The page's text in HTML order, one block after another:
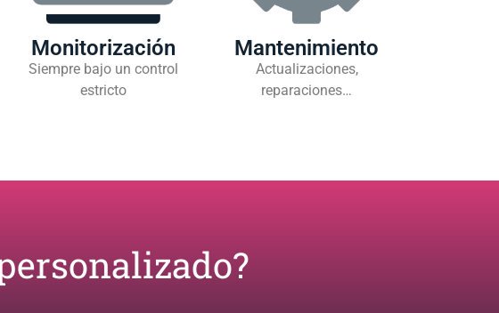
Monitorización
Siempre bajo un control
estricto
Mantenimiento
Actualizaciones,
reparaciones…